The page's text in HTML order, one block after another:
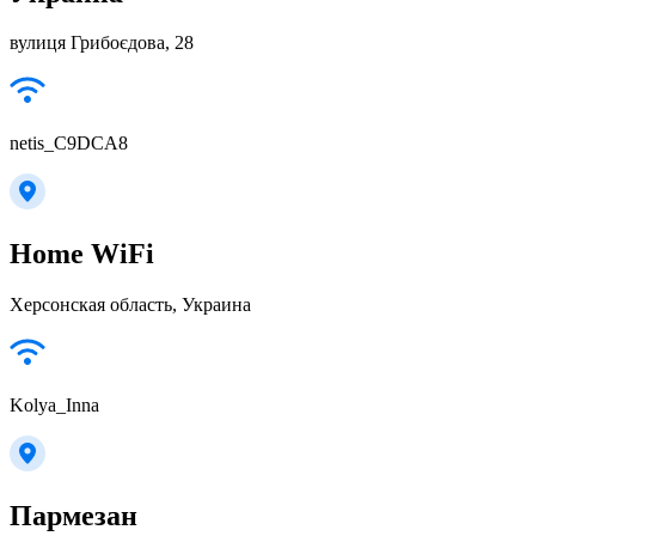
вулиця Грибоєдова, 28
netis_C9DCA8
Home WiFi
Херсонская область, Украина
Kolya_Inna
Пармезан